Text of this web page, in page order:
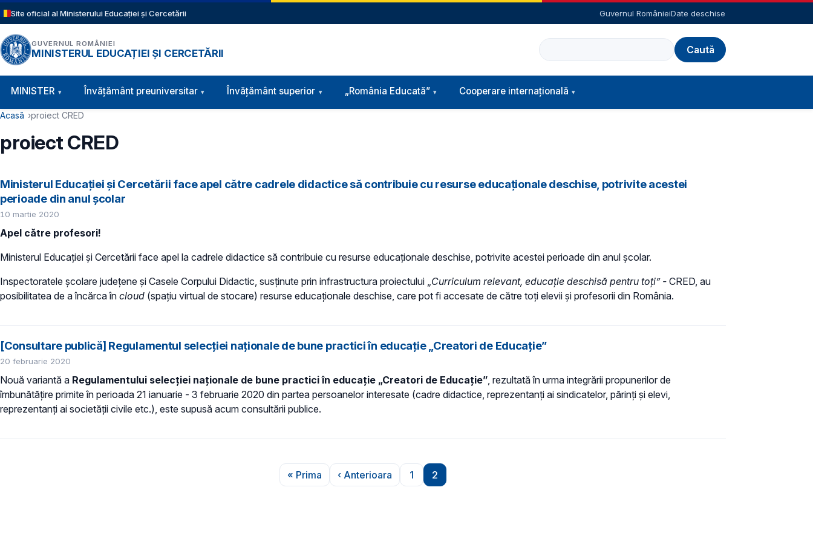
Sari la conținutul principal
Site oficial al Ministerului Educației și Cercetării Guvernul RomânieiDate deschise
GUVERNUL ROMÂNIEI
MINISTERUL EDUCAȚIEI ȘI CERCETĂRII
Caută
Navigație principală
MINISTER Învăţământ preuniversitar Învățământ superior „România Educată” Cooperare internațională
Cale de navigare
Acasă proiect CRED
proiect CRED
Ministerul Educației și Cercetării face apel către cadrele didactice să contribuie cu resurse educaționale deschise, potrivite acestei
perioade din anul școlar
10 martie 2020
Apel către profesori!
Ministerul Educației și Cercetării face apel la cadrele didactice să contribuie cu resurse educaționale deschise, potrivite acestei perioade din anul școlar.
Inspectoratele școlare județene și Casele Corpului Didactic, susținute prin infrastructura proiectului „ Curriculum relevant, educație deschisă pentru toți” - CRED, au
posibilitatea de a încărca în cloud (spațiu virtual de stocare) resurse educaționale deschise, care pot fi accesate de către toți elevii și profesorii din România.
[Consultare publică] Regulamentul selecției naționale de bune practici în educație „Creatori de Educație”
20 februarie 2020
Nouă variantă a Regulamentului selecției naționale de bune practici în educație „Creatori de Educație” , rezultată în urma integrării propunerilor de
îmbunătățire primite în perioada 21 ianuarie - 3 februarie 2020 din partea persoanelor interesate (cadre didactice, reprezentanți ai sindicatelor, părinți și elevi,
reprezentanți ai societății civile etc.), este supusă acum consultării publice.
Prima pagină
« Prima
Pagina anterioară
‹ Anterioara
Pagina
1
Pagina
2